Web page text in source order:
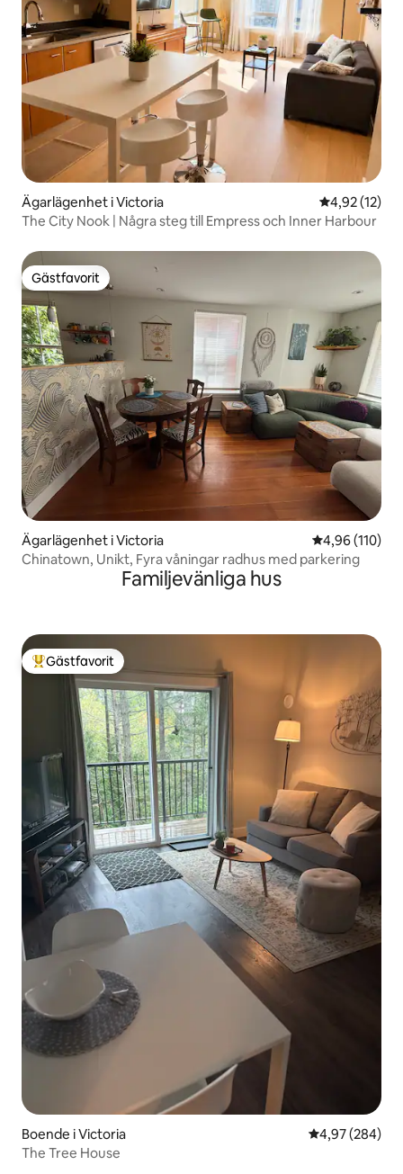
Ägarlägenhet i Victoria 4,92 av 5 i
4,92 (12)
The City Nook | Några steg till Empress och Inner Harbour
Gästfavorit
Gästfavorit
Ägarlägenhet i Victoria 4,96 av 5 i
4,96 (110)
Chinatown, Unikt, Fyra våningar radhus med parkering
Familjevänliga hus
Populär gästfavorit
Gästfavorit
Boende i Victoria 4,97 av 5 i
4,97 (284)
The Tree House